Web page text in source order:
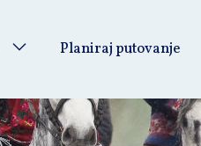
Planiraj putovanje